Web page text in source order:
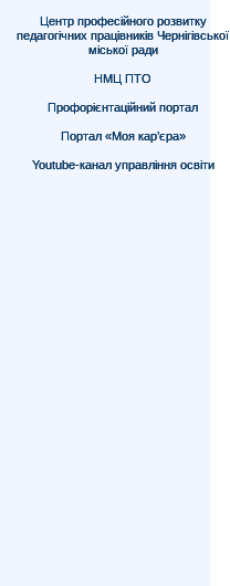
Центр професійного розвитку
педагогічних працівників Чернігівської
міської ради
НМЦ ПТО
Профорієнтаційний портал
Портал «Моя кар’єра»
Youtube-канал управління освіти